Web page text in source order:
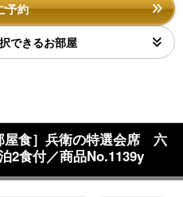
予約
できるお部屋
食］兵衛の特選会席 六
2食付／商品No.1139y